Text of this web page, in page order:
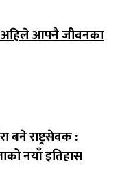
अहिले आफ्नै जीवनका
बने राष्ट्रसेवक :
नयाँ इतिहास